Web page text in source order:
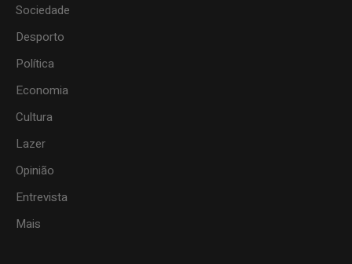
Sociedade
Desporto
Política
Economia
Cultura
Lazer
Opinião
Entrevista
Mais